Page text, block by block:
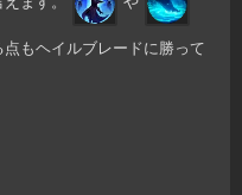
もヘイルブレードに勝って